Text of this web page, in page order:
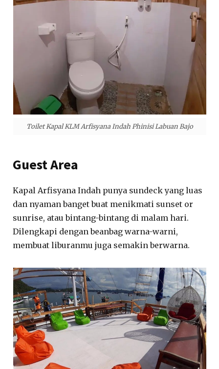
Toilet Kapal KLM Arfisyana Indah Phinisi Labuan Bajo
Guest Area
Kapal Arfisyana Indah punya sundeck yang luas
dan nyaman banget buat menikmati sunset or
sunrise, atau bintang-bintang di malam hari.
Dilengkapi dengan beanbag warna-warni,
membuat liburanmu juga semakin berwarna.